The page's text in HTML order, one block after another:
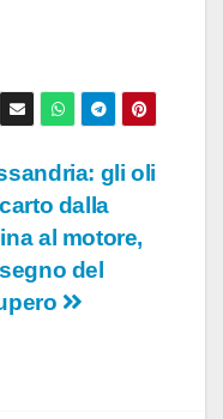
gli oli
dalla
al motore,
del